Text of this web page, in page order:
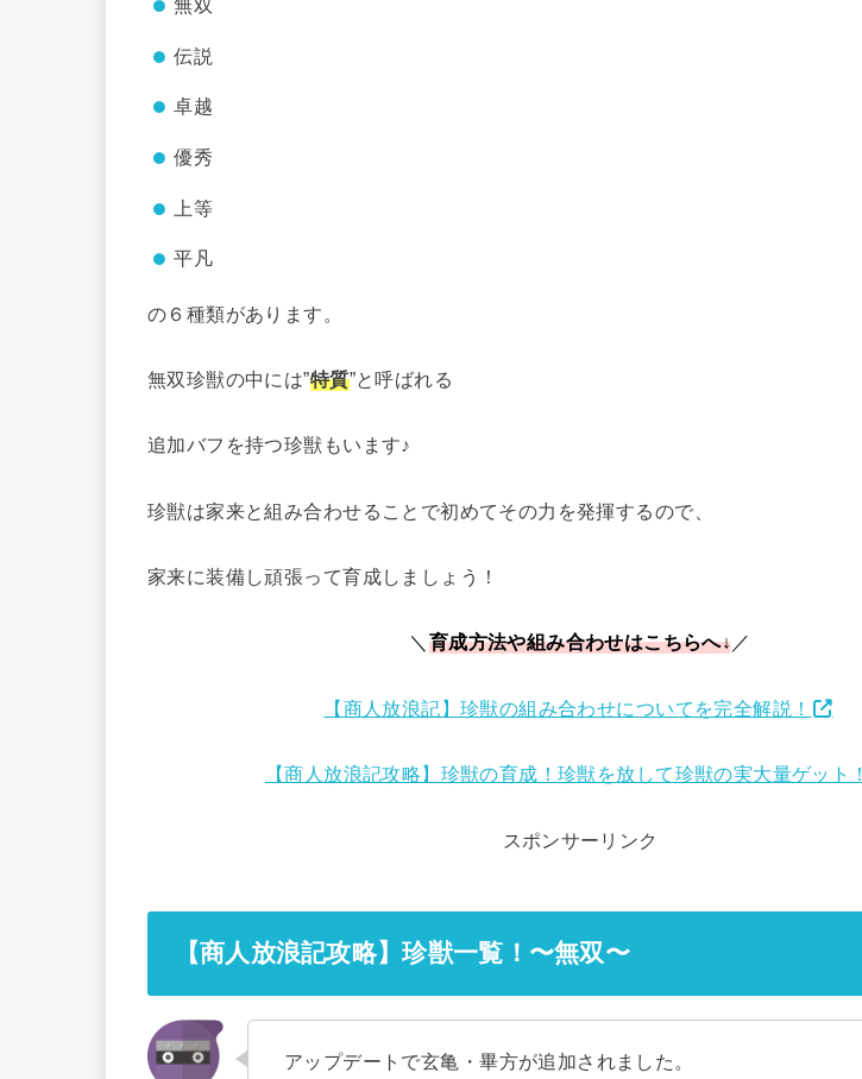
無双
伝説
卓越
優秀
上等
平凡
の６種類があります。
無双珍獣の中には”特質”と呼ばれる
追加バフを持つ珍獣もいます♪
珍獣は家来と組み合わせることで初めてその力を発揮するので、
家来に装備し頑張って育成しましょう！
＼ 育成方法や組み合わせはこちらへ↓ ／
【商人放浪記】珍獣の組み合わせについてを完全解説！
【商人放浪記攻略】珍獣の育成！珍獣を放して珍獣の実大量ゲット！
スポンサーリンク
【商人放浪記攻略】珍獣一覧！〜無双〜
アップデートで玄亀・畢方が追加されました。